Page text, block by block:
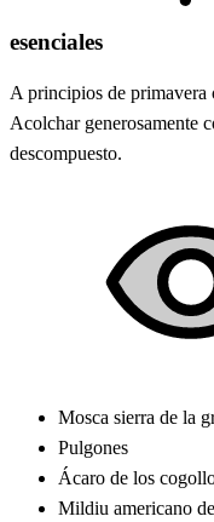
esenciales
A principios de primavera
Acolchar generosamente
descompuesto.
Mosca sierra de la
Pulgones
Ácaro de los
Mildiu americano